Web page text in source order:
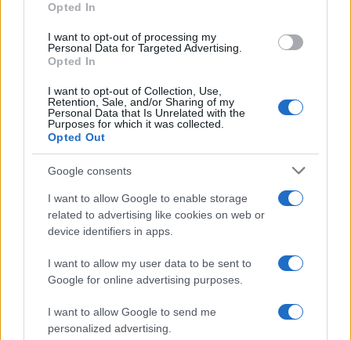
Opted In
I want to opt-out of processing my
Personal Data for Targeted Advertising.
Opted In
I want to opt-out of Collection, Use,
Retention, Sale, and/or Sharing of my
Personal Data that Is Unrelated with the
Purposes for which it was collected.
Opted Out
Google consents
I want to allow Google to enable storage
related to advertising like cookies on web or
device identifiers in apps.
I want to allow my user data to be sent to
Google for online advertising purposes.
I want to allow Google to send me
personalized advertising.
της Ζωής μας
το ελληνικό καλοκαίρι και ένας
πολιτισμός που μας ενώνει κάθε μέρα.
ΟΣΑ ΧΡΕΙΑΖΕΣΑΙ
ΓΙΑ ΤΟ ΚΑΛΟΚΑΙΡΙ ΣΟΥ →